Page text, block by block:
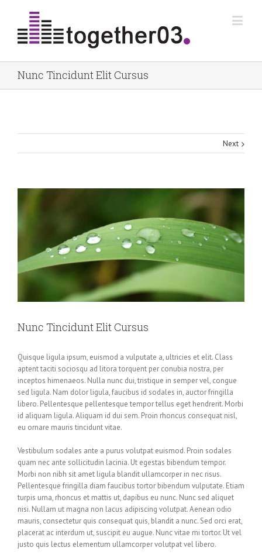
Nunc Tincidunt Elit Cursus
Next
Nunc Tincidunt Elit Cursus
Quisque ligula ipsum, euismod a vulputate a, ultricies et elit. Class
aptent taciti sociosqu ad litora torquent per conubia nostra, per
inceptos himenaeos. Nulla nunc dui, tristique in semper vel, congue
sed ligula. Nam dolor ligula, faucibus id sodales in, auctor fringilla
libero. Pellentesque pellentesque tempor tellus eget hendrerit. Morbi
id aliquam ligula. Aliquam id dui sem. Proin rhoncus consequat nisl,
eu ornare mauris tincidunt vitae.
Vestibulum sodales ante a purus volutpat euismod. Proin sodales
quam nec ante sollicitudin lacinia. Ut egestas bibendum tempor.
Morbi non nibh sit amet ligula blandit ullamcorper in nec risus.
Pellentesque fringilla diam faucibus tortor bibendum vulputate. Etiam
turpis urna, rhoncus et mattis ut, dapibus eu nunc. Nunc sed aliquet
nisi. Nullam ut magna non lacus adipiscing volutpat. Aenean odio
mauris, consectetur quis consequat quis, blandit a nunc. Sed orci erat,
placerat ac interdum ut, suscipit eu augue. Nunc vitae mi tortor. Ut vel
justo quis lectus elementum ullamcorper volutpat vel libero.